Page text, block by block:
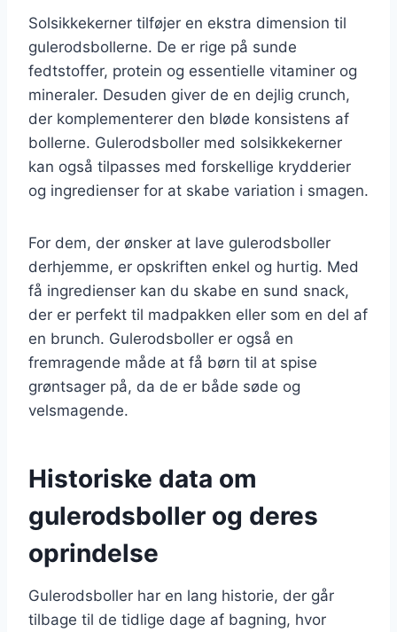
Solsikkekerner tilføjer en ekstra dimension til
gulerodsbollerne. De er rige på sunde
fedtstoffer, protein og essentielle vitaminer og
mineraler. Desuden giver de en dejlig crunch,
der komplementerer den bløde konsistens af
bollerne. Gulerodsboller med solsikkekerner
kan også tilpasses med forskellige krydderier
og ingredienser for at skabe variation i smagen.
For dem, der ønsker at lave gulerodsboller
derhjemme, er opskriften enkel og hurtig. Med
få ingredienser kan du skabe en sund snack,
der er perfekt til madpakken eller som en del af
en brunch. Gulerodsboller er også en
fremragende måde at få børn til at spise
grøntsager på, da de er både søde og
velsmagende.
Historiske data om
gulerodsboller og deres
oprindelse
Gulerodsboller har en lang historie, der går
tilbage til de tidlige dage af bagning, hvor